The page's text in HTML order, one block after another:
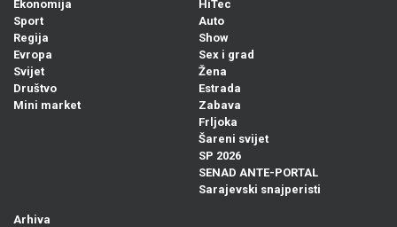
Ekonomija
Sport
Regija
Evropa
Svijet
Društvo
Mini market
HiTec
Auto
Show
Sex i grad
Žena
Estrada
Zabava
Frljoka
Šareni svijet
SP 2026
SENAD ANTE-PORTAL
Sarajevski snajperisti
Arhiva